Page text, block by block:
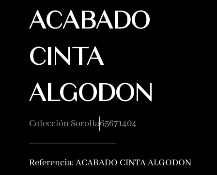
ACABADO
CINTA
ALGODON
Colección Sorolla65671404
Referencia: ACABADO CINTA ALGODON